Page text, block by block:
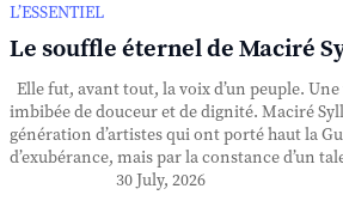
L’ESSENTIEL
Le souffle éternel de Maciré
Elle fut, avant tout, la voix d’un peuple.
imbibée de douceur et de dignité. Maciré
génération d’artistes qui ont porté haut la
d’exubérance, mais par la constance d’un
30 July, 2026